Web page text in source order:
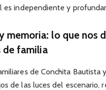
es independiente y
memoria: lo que nos
de familia
de Conchita Bautista
de las luces del escenario,